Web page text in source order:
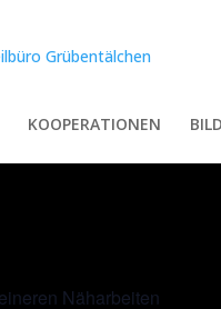
KOOPERATIONEN
Näharbeiten